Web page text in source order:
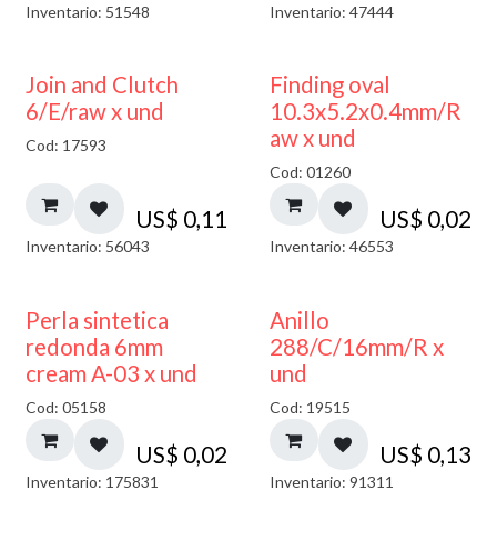
Inventario: 51548 Inventario: 47444
Join and Clutch
6/E/raw x und
Cod: 17593
US$ 0,11
Inventario: 56043
Finding oval
10.3x5.2x0.4mm/R
aw x und
Cod: 01260
US$ 0,02
Inventario: 46553
Perla sintetica
redonda 6mm
cream A-03 x und
Cod: 05158
US$ 0,02
Inventario: 175831
Anillo
288/C/16mm/R x
und
Cod: 19515
US$ 0,13
Inventario: 91311